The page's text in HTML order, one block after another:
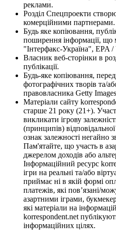
реклами.
Розділ Спецпроекти
комерційними партнерами.
Будь яке копіювання,
поширення інформації, що
"Інтерфакс-Україна", EPA /
Власник веб-сторінки в
публікації.
Будь-яке копіювання,
фотографічних творів та/
правовласника Getty
Матеріали сайту
старше 21 року (21+).
викликати ігрову
(принципів)
ознак залежності негайно
Пам'ятайте, що участь в
джерелом доходів або
Інформаційний ресурс
ігри на реальні та/або
приймає ні в якій формі
платежів, які пов’язані/
азартними іграми,
які матеріали на
korrespondent.net
інформаційних цілях.